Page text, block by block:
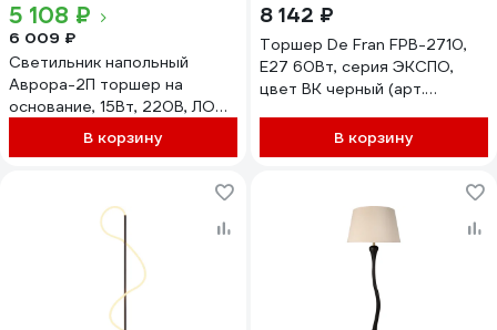
5 108 ₽
6 009 ₽
Светильник напольный
Аврора-2П торшер на
основание, 15Вт, 220В, ЛОН,
Е27, без лампы, белый
Трансвит 45579
В корзину
8 142 ₽
Торшер De Fran FPB-2710,
E27 60Вт, серия ЭКСПО,
цвет BK черный (арт.
В корзину